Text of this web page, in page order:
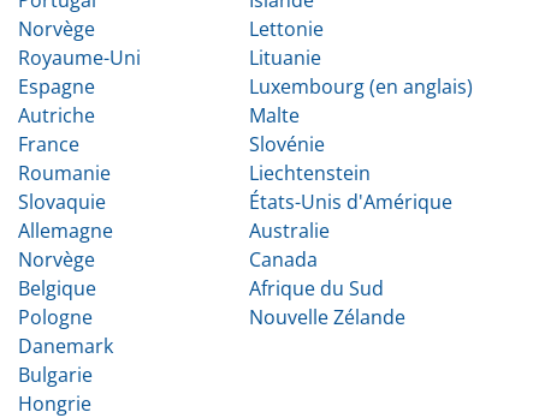
Norvège
Royaume-Uni
Espagne
Autriche
France
Roumanie
Slovaquie
Allemagne
Norvège
Belgique
Pologne
Danemark
Bulgarie
Hongrie
Lettonie
Lituanie
Luxembourg (en anglais)
Malte
Slovénie
Liechtenstein
États-Unis d'Amérique
Australie
Canada
Afrique du Sud
Nouvelle Zélande